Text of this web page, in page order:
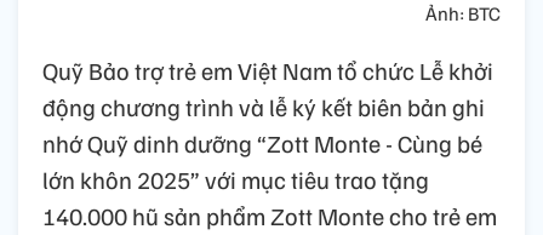
Ảnh: BTC
Quỹ Bảo trợ trẻ em Việt Nam tổ chức Lễ khởi
động chương trình và lễ ký kết biên bản ghi
nhớ Quỹ dinh dưỡng “Zott Monte - Cùng bé
lớn khôn 2025” với mục tiêu trao tặng
140.000 hũ sản phẩm Zott Monte cho trẻ em